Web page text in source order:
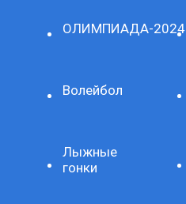
ОЛИМПИАДА-2024
Волейбол
Лыжные
гонки